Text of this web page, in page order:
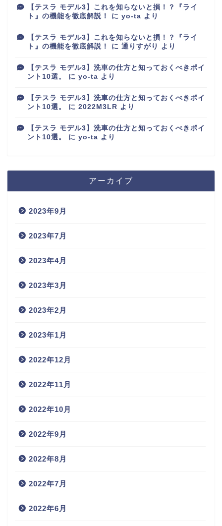
【テスラ モデル3】これを知らないと損！？『ライ
ト』の機能を徹底解説！
に yo-ta より
【テスラ モデル3】これを知らないと損！？『ライ
ト』の機能を徹底解説！
に 通りすがり より
【テスラ モデル3】洗車の仕方と知っておくべきポイ
ント10選。
に yo-ta より
【テスラ モデル3】洗車の仕方と知っておくべきポイ
ント10選。
に 2022M3LR より
【テスラ モデル3】洗車の仕方と知っておくべきポイ
ント10選。
に yo-ta より
アーカイブ
2023年9月
2023年7月
2023年4月
2023年3月
2023年2月
2023年1月
2022年12月
2022年11月
2022年10月
2022年9月
2022年8月
2022年7月
2022年6月